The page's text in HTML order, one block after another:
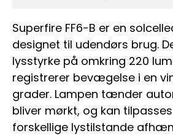
Superfire FF6-B er en
designet til udendørs brug.
lysstyrke på omkring 220
registrerer bevægelse i en
grader. Lampen tænder
bliver mørkt, og kan
forskellige lystilstande